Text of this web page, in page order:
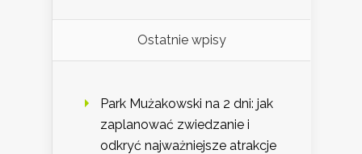
Ostatnie wpisy
Park Mużakowski na 2 dni: jak
zaplanować zwiedzanie i
odkryć najważniejsze atrakcje